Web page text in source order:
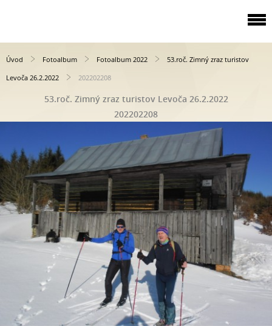
Úvod Fotoalbum Fotoalbum 2022
53.roč. Zimný zraz turistov
Levoča 26.2.2022
202202208
53.roč. Zimný zraz turistov Levoča 26.2.2022
202202208